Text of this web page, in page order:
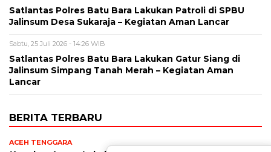
Satlantas Polres Batu Bara Lakukan Patroli di SPBU
Jalinsum Desa Sukaraja – Kegiatan Aman Lancar
Sabtu, 25 Juli 2026 - 14:26 WIB
Satlantas Polres Batu Bara Lakukan Gatur Siang di
Jalinsum Simpang Tanah Merah – Kegiatan Aman
Lancar
BERITA TERBARU
ACEH TENGGARA